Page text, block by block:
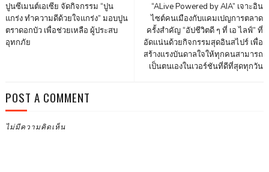
“ALive Powered by AIA” เจาะอิน
ไซต์คนเมืองกับแคมเปญการตลาด
ครั้งสำคัญ “อัปชีวิตดี ๆ ที่ เอ ไลฟ์” ที่
อัดแน่นด้วยกิจกรรมสุดอินสไปร์ เพื่อ
สร้างแรงบันดาลใจให้ทุกคนสามารถ
เป็นตนเองในเวอร์ชันที่ดีที่สุดทุกวัน
ปูนซีเมนต์เอเซีย จัดกิจกรรม “ปูน
แกร่ง ทำความดีด้วยใจแกร่ง” มอบปูน
ตราดอกบัว เพื่อช่วยเหลือ ผู้ประสบ
อุทกภัย
POST A COMMENT
ไม่มีความคิดเห็น